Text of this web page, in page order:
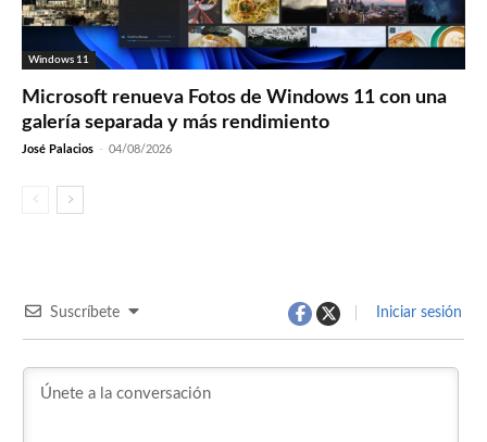
Windows 11
Microsoft renueva Fotos de Windows 11 con una
galería separada y más rendimiento
José Palacios - 04/08/2026
Suscríbete Iniciar sesión